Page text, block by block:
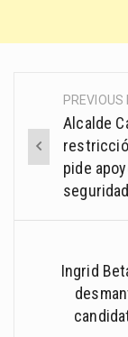
PostPREVIOUS
Alcalde
pide
Ingrid